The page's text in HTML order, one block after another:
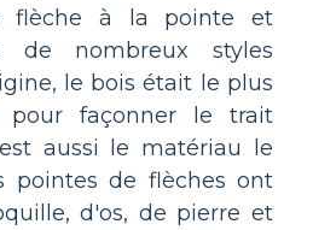
flèche à la pointe et
de nombreux styles
le bois était le plus
pour façonner le trait
aussi le matériau le
pointes de flèches ont
d'os, de pierre et